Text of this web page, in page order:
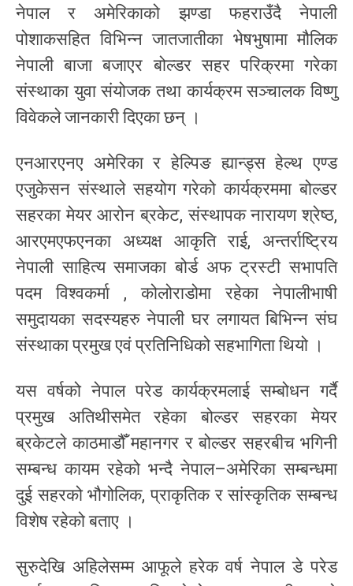
नेपाल र अमेरिकाको झण्डा फहराउँदै नेपाली
पोशाकसहित विभिन्न जातजातीका भेषभुषामा मौलिक
नेपाली बाजा बजाएर बोल्डर सहर परिक्रमा गरेका
संस्थाका युवा संयोजक तथा कार्यक्रम सञ्चालक विष्णु
विवेकले जानकारी दिएका छन् ।
एनआरएनए अमेरिका र हेल्पिङ ह्यान्ड्स हेल्थ एण्ड
एजुकेसन संस्थाले सहयोग गरेको कार्यक्रममा बोल्डर
सहरका मेयर आरोन ब्रकेट, संस्थापक नारायण श्रेष्ठ,
आरएमएफएनका अध्यक्ष आकृति राई, अन्तर्राष्ट्रिय
नेपाली साहित्य समाजका बोर्ड अफ ट्रस्टी सभापति
पदम विश्वकर्मा , कोलोराडोमा रहेका नेपालीभाषी
समुदायका सदस्यहरु नेपाली घर लगायत बिभिन्न संघ
संस्थाका प्रमुख एवं प्रतिनिधिको सहभागिता थियो ।
यस वर्षको नेपाल परेड कार्यक्रमलाई सम्बोधन गर्दै
प्रमुख अतिथीसमेत रहेका बोल्डर सहरका मेयर
ब्रकेटले काठमाडौँ महानगर र बोल्डर सहरबीच भगिनी
सम्बन्ध कायम रहेको भन्दै नेपाल–अमेरिका सम्बन्धमा
दुई सहरको भौगोलिक, प्राकृतिक र सांस्कृतिक सम्बन्ध
विशेष रहेको बताए ।
सुरुदेखि अहिलेसम्म आफूले हरेक वर्ष नेपाल डे परेड